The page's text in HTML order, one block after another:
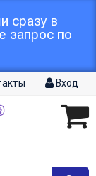
сразу в
запрос по
Вход